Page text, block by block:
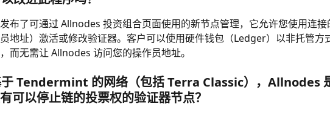
布了可通过 Allnodes 投资组合页面使用的新节点管理，它允许您使用连接
地址）激活或修改验证器。客户可以使用硬件钱包（Ledger）以非托管方
而无需让 Allnodes 访问您的操作员地址。
Tendermint 的网络（包括 Terra Classic），Allnodes
可以停止链的投票权的验证器节点？